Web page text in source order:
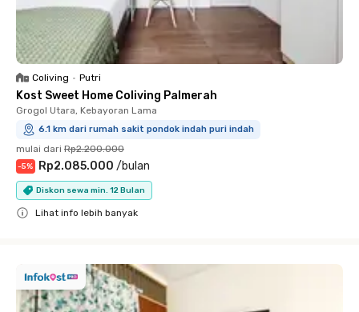
Coliving • Putri
Kost Sweet Home Coliving Palmerah
Grogol Utara, Kebayoran Lama
6.1 km dari rumah sakit pondok indah puri indah
mulai dari Rp2.200.000
-5% Rp2.085.000 /bulan
Diskon sewa min. 12 Bulan
Lihat info lebih banyak